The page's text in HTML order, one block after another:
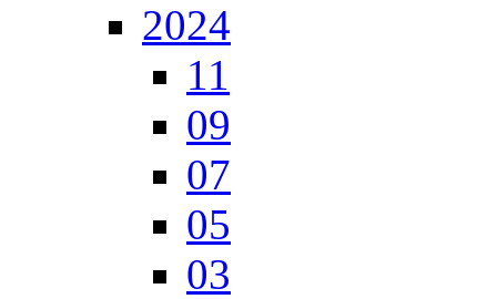
2024
11
09
07
05
03